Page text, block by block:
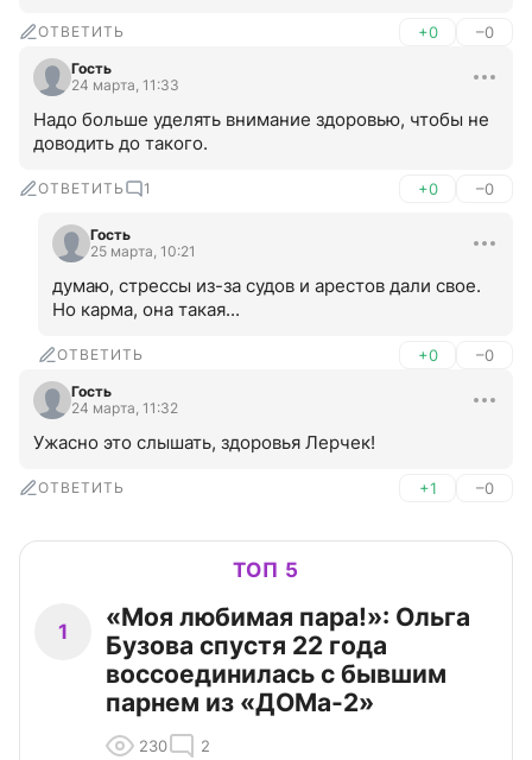
ОТВЕТИТЬ +0 –0
Гость
24 марта, 11:33
Надо больше уделять внимание здоровью, чтобы не
доводить до такого.
ОТВЕТИТЬ 1 +0 –0
Гость
25 марта, 10:21
думаю, стрессы из-за судов и арестов дали свое.
Но карма, она такая...
ОТВЕТИТЬ +0 –0
Гость
24 марта, 11:32
Ужасно это слышать, здоровья Лерчек!
ОТВЕТИТЬ +1 –0
ТОП 5
1
«Моя любимая пара!»: Ольга
Бузова спустя 22 года
воссоединилась с бывшим
парнем из «ДОМа-2»
230 2